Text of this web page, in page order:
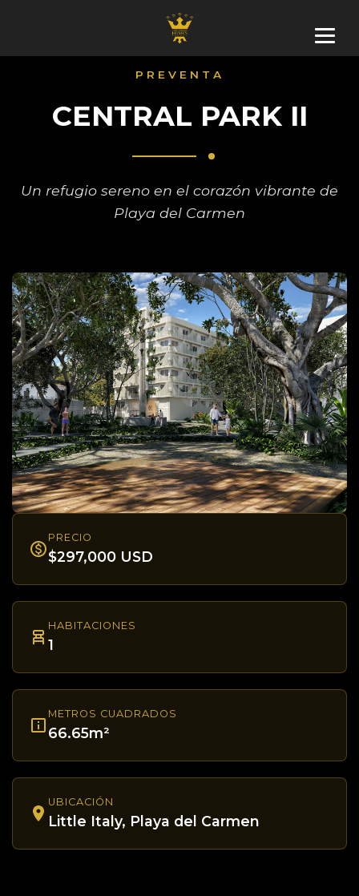
PREVENTA
CENTRAL PARK II
Un refugio sereno en el corazón vibrante de
Playa del Carmen
PRECIO
$297,000 USD
HABITACIONES
1
METROS CUADRADOS
66.65m²
UBICACIÓN
Little Italy, Playa del Carmen